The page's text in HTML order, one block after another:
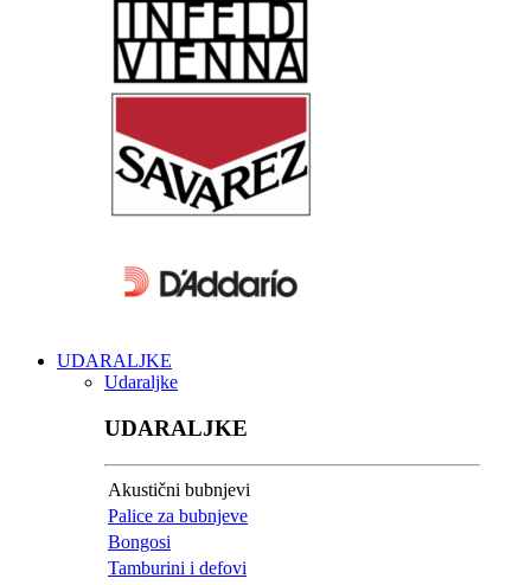
UDARALJKE
Udaraljke
UDARALJKE
Akustični bubnjevi
Palice za bubnjeve
Bongosi
Tamburini i defovi